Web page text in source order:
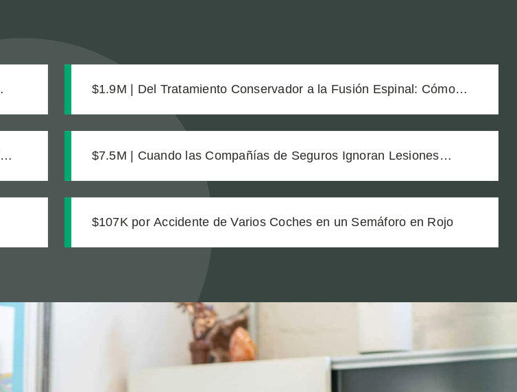
$1.9M | Del Tratamiento Conservador a la Fusión Espinal: Cómo
$7.5M | Cuando las Compañías de Seguros Ignoran Lesiones
$107K por Accidente de Varios Coches en un Semáforo en Rojo